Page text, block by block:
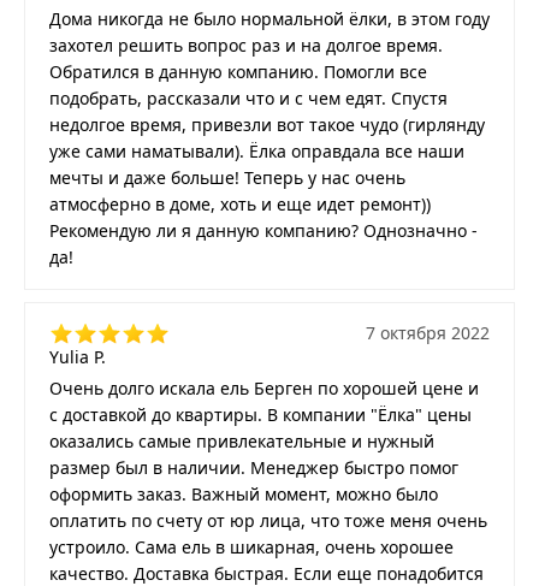
Дома никогда не было нормальной ёлки, в этом году
захотел решить вопрос раз и на долгое время.
Обратился в данную компанию. Помогли все
подобрать, рассказали что и с чем едят. Спустя
недолгое время, привезли вот такое чудо (гирлянду
уже сами наматывали). Ёлка оправдала все наши
мечты и даже больше! Теперь у нас очень
атмосферно в доме, хоть и еще идет ремонт))
Рекомендую ли я данную компанию? Однозначно -
да!
Yulia P.
7 октября 2022
Очень долго искала ель Берген по хорошей цене и
с доставкой до квартиры. В компании "Ёлка" цены
оказались самые привлекательные и нужный
размер был в наличии. Менеджер быстро помог
оформить заказ. Важный момент, можно было
оплатить по счету от юр лица, что тоже меня очень
устроило. Сама ель в шикарная, очень хорошее
качество. Доставка быстрая. Если еще понадобится